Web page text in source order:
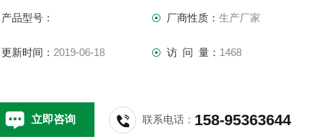
产品型号： 厂商性质： 生产厂家
更新时间： 2019-06-18 访 问 量： 1468
立即咨询 联系电话： 158-95363644